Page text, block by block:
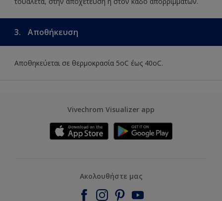
3. Αποθήκευση
Αποθηκεύεται σε θερμοκρασία 5οC έως 40οC.
Vivechrom Visualizer app
Ακολουθήστε μας